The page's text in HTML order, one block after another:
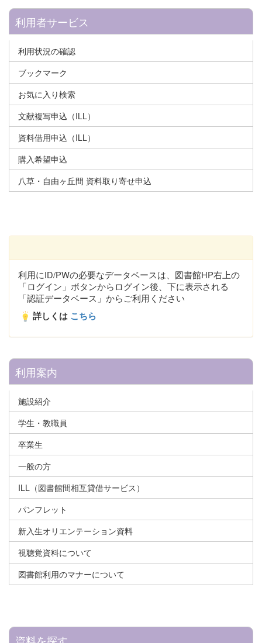
利用者サービス
利用状況の確認
ブックマーク
お気に入り検索
文献複写申込（ILL）
資料借用申込（ILL）
購入希望申込
八草・自由ヶ丘間 資料取り寄せ申込
利用にID/PWの必要なデータベースは、図書館HP右上の
「ログイン」ボタンからログイン後、下に表示される
「認証データベース」からご利用ください
詳しくは こちら
利用案内
施設紹介
学生・教職員
卒業生
一般の方
ILL（図書館間相互貸借サービス）
パンフレット
新入生オリエンテーション資料
視聴覚資料について
図書館利用のマナーについて
資料を探す